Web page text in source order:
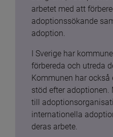
arbetet med att
adoptionssökande
adoption.
I Sverige har
förbereda och utreda
Kommunen har
stöd efter adoptionen.
till
internationella
deras arbete.